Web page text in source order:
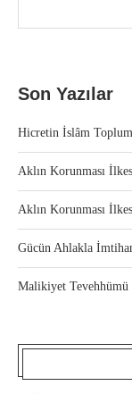
Son Yazılar
Hicretin İslâm
Aklın Korunması
Aklın Korunması
Gücün Ahlakla
Malikiyet Tevehhümü